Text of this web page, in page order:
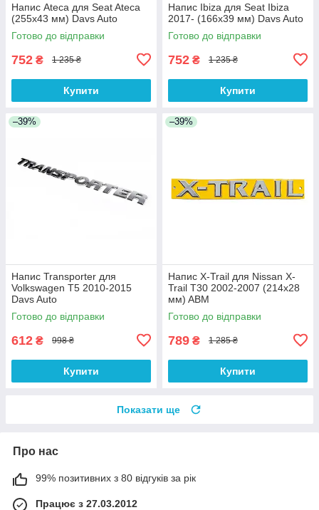
Напис Ateca для Seat Ateca
(255х43 мм) Davs Auto
Готово до відправки
752 ₴ 1 235 ₴
Купити
Напис Ibiza для Seat Ibiza
2017- (166х39 мм) Davs Auto
Готово до відправки
752 ₴ 1 235 ₴
Купити
–39%
Напис Transporter для
Volkswagen T5 2010-2015
Davs Auto
Готово до відправки
612 ₴ 998 ₴
Купити
–39%
Напис X-Trail для Nissan X-
Trail T30 2002-2007 (214х28
мм) ABM
Готово до відправки
789 ₴ 1 285 ₴
Купити
Показати ще
Про нас
99% позитивних з 80 відгуків за рік
Працює з 27.03.2012